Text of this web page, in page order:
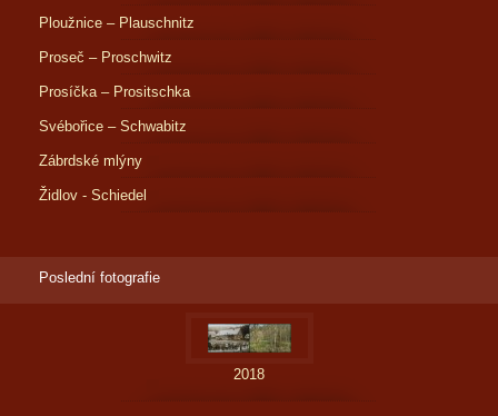
Ploužnice – Plauschnitz
Proseč – Proschwitz
Prosíčka – Prositschka
Svébořice – Schwabitz
Zábrdské mlýny
Židlov - Schiedel
Poslední fotografie
2018